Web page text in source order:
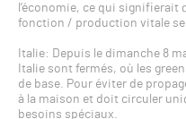
l’économie, ce qui signifierait
fonction / production vitale
Italie: Depuis le dimanche 8
Italie sont fermés, où les
de base. Pour éviter de
à la maison et doit circuler
besoins spéciaux.